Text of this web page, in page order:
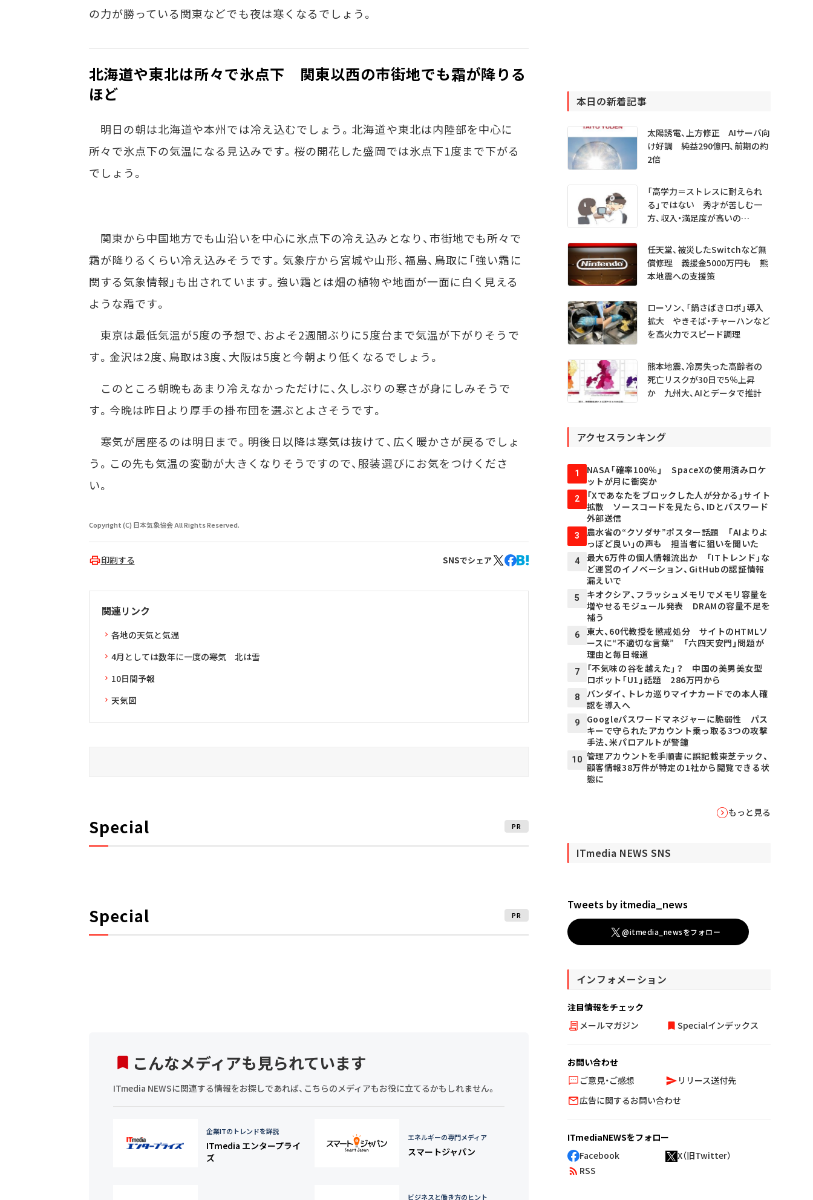
の力が勝っている関東などでも夜は寒くなるでしょう。
北海道や東北は所々で氷点下 関東以西の市街地でも霜が降りる
ほど
明日の朝は北海道や本州では冷え込むでしょう。北海道や東北は内陸部を中心に
所々で氷点下の気温になる見込みです。桜の開花した盛岡では氷点下1度まで下がる
でしょう。
関東から中国地方でも山沿いを中心に氷点下の冷え込みとなり、市街地でも所々で
霜が降りるくらい冷え込みそうです。気象庁から宮城や山形、福島、鳥取に「強い霜に
関する気象情報」も出されています。強い霜とは畑の植物や地面が一面に白く見える
ような霜です。
東京は最低気温が5度の予想で、およそ2週間ぶりに5度台まで気温が下がりそうで
す。金沢は2度、鳥取は3度、大阪は5度と今朝より低くなるでしょう。
このところ朝晩もあまり冷えなかっただけに、久しぶりの寒さが身にしみそうで
す。今晩は昨日より厚手の掛布団を選ぶとよさそうです。
寒気が居座るのは明日まで。明後日以降は寒気は抜けて、広く暖かさが戻るでしょ
う。この先も気温の変動が大きくなりそうですので、服装選びにお気をつけくださ
い。
Copyright (C) 日本気象協会 All Rights Reserved.
印刷する SNSでシェア
関連リンク
各地の天気と気温
4月としては数年に一度の寒気 北は雪
10日間予報
天気図
Special PR
Special PR
こんなメディアも見られています
ITmedia NEWSに関連する情報をお探しであれば、こちらのメディアもお役に立てるかもしれません。
企業ITのトレンドを詳説
ITmedia エンタープライ
ズ
エネルギーの専門メディア
スマートジャパン
ビジネスと働き方のヒント
本日の新着記事
太陽誘電、上方修正 AIサーバ向
け好調 純益290億円、前期の約
2倍
「高学力＝ストレスに耐えられ
る」ではない 秀才が苦しむ一
方、収入・満足度が高いの
を分析
任天堂、被災したSwitchなど無
償修理 義援金5000万円も 熊
本地震への支援策
ローソン、「鍋さばきロボ」導入
拡大 やきそば・チャーハンなど
を高火力でスピード調理
熊本地震、冷房失った高齢者の
死亡リスクが30日で5％上昇
か 九州大、AIとデータで推計
アクセスランキング
1
NASA「確率100％」 SpaceXの使用済みロケ
ットが月に衝突か
2
「Xであなたをブロックした人が分かる」サイト
拡散 ソースコードを見たら、IDとパスワード
外部送信
3
農水省の“クソダサ”ポスター話題 「AIよりよ
っぽど良い」の声も 担当者に狙いを聞いた
4
最大6万件の個人情報流出か 「ITトレンド」な
ど運営のイノベーション、GitHubの認証情報
漏えいで
5
キオクシア、フラッシュメモリでメモリ容量を
増やせるモジュール発表 DRAMの容量不足を
補う
6
東大、60代教授を懲戒処分 サイトのHTMLソ
ースに“不適切な言葉” 「六四天安門」問題が
理由と毎日報道
7
「不気味の谷を越えた」？ 中国の美男美女型
ロボット「U1」話題 286万円から
8
バンダイ、トレカ巡りマイナカードでの本人確
認を導入へ
9
Googleパスワードマネジャーに脆弱性 パス
キーで守られたアカウント乗っ取る3つの攻撃
手法、米パロアルトが警鐘
10 管理アカウントを手順書に誤記載――東芝テック、
顧客情報38万件が特定の1社から閲覧できる状
態に
もっと見る
ITmedia NEWS SNS
Tweets by itmedia_news
@itmedia_newsをフォロー
インフォメーション
注目情報をチェック
メールマガジン
Specialインデックス
お問い合わせ
ご意見・ご感想
リリース送付先
広告に関するお問い合わせ
ITmediaNEWSをフォロー
Facebook
X（旧Twitter）
RSS